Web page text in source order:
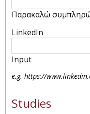
Παρακαλώ
LinkedIn
Input
e.g. https://
Studies